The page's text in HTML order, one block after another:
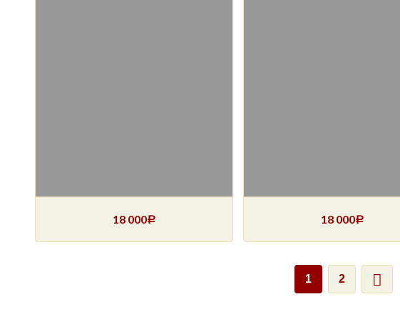
18 000Р 18 000Р
1 2